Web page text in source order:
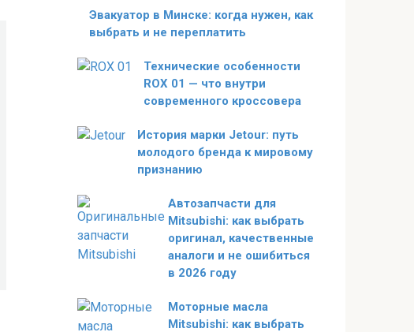
Эвакуатор в Минске: когда нужен, как
выбрать и не переплатить
Технические особенности
ROX 01 — что внутри
современного кроссовера
История марки Jetour: путь
молодого бренда к мировому
признанию
Автозапчасти для
Mitsubishi: как выбрать
оригинал, качественные
аналоги и не ошибиться
в 2026 году
Моторные масла
Mitsubishi: как выбрать